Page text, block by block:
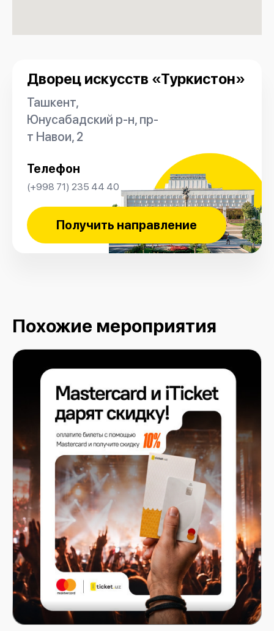
Дворец искусств «Туркистон»
Ташкент,
Юнусабадский р-н, пр-
т Навои, 2
Телефон
(+998 71) 235 44 40
Получить направление
Похожие мероприятия
Mastercard x ITICKET.UZ